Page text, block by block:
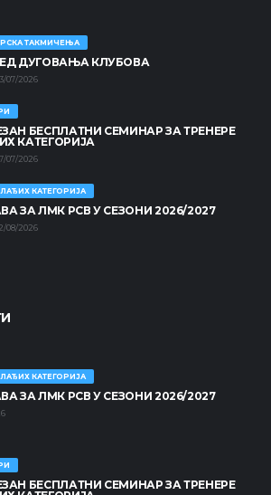
ТАКМИЧЕЊА
ДУГОВАЊА КЛУБОВА
07/2026
БЕСПЛАТНИ СЕМИНАР ЗА ТРЕНЕРЕ
КАТЕГОРИЈА
07/2026
КАТЕГОРИЈА
ЗА ЛМК РСВ У СЕЗОНИ 2026/2027
08/2026
КАТЕГОРИЈА
ЗА ЛМК РСВ У СЕЗОНИ 2026/2027
БЕСПЛАТНИ СЕМИНАР ЗА ТРЕНЕРЕ